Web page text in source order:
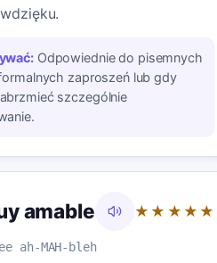
Odpowiednie do pisemnych
zaproszeń lub gdy
szczególnie
amable ★★★★★
ee ah-MAH-bleh